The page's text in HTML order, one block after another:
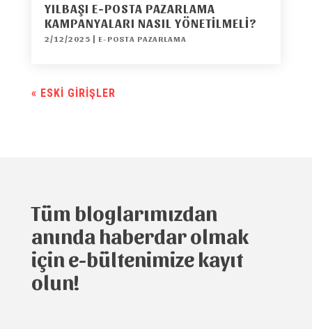
YILBAŞI E-POSTA PAZARLAMA
KAMPANYALARI NASIL YÖNETILMELI?
2/12/2025 | E-POSTA PAZARLAMA
« ESKI GIRIŞLER
Tüm bloglarımızdan
anında haberdar olmak
için e-bültenimize kayıt
olun!